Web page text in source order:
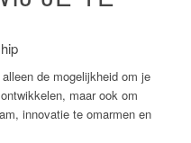
de mogelijkheid om je
maar ook om
innovatie te omarmen en